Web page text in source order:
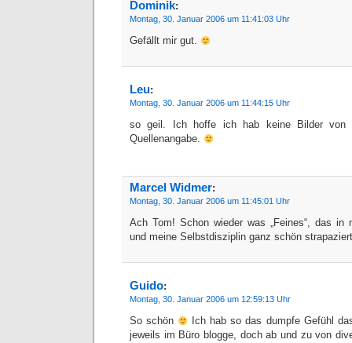
Dominik:
Montag, 30. Januar 2006 um 11:41:03 Uhr
Gefällt mir gut.
Leu:
Montag, 30. Januar 2006 um 11:44:15 Uhr
so geil. Ich hoffe ich hab keine Bilder von
Quellenangabe.
Marcel Widmer:
Montag, 30. Januar 2006 um 11:45:01 Uhr
Ach Tom! Schon wieder was „Feines“, das in
und meine Selbstdisziplin ganz schön
Guido:
Montag, 30. Januar 2006 um 12:59:13 Uhr
So schön
Ich hab so das dumpfe Gefühl
jeweils im Büro blogge, doch ab und zu von